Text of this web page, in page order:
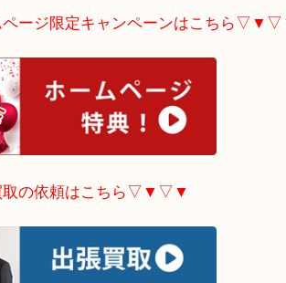
希望の方はこちら▽▼▽▼
ージ限定 キャンペーンはこち